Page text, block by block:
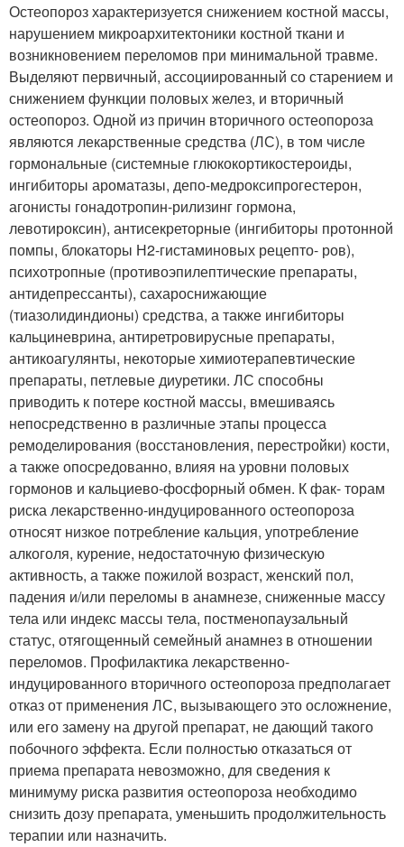
Остеопороз характеризуется снижением костной массы,
нарушением микроархитектоники костной ткани и
возникновением переломов при минимальной травме.
Выделяют первичный, ассоциированный со старением и
снижением функции половых желез, и вторичный
остеопороз. Одной из причин вторичного остеопороза
являются лекарственные средства (ЛС), в том числе
гормональные (системные глюкокортикостероиды,
ингибиторы ароматазы, депо-медроксипрогестерон,
агонисты гонадотропин-рилизинг гормона,
левотироксин), антисекреторные (ингибиторы протонной
помпы, блокаторы Н2-гистаминовых рецепто- ров),
психотропные (противоэпилептические препараты,
антидепрессанты), сахароснижающие
(тиазолидиндионы) средства, а также ингибиторы
кальциневрина, антиретровирусные препараты,
антикоагулянты, некоторые химиотерапевтические
препараты, петлевые диуретики. ЛС способны
приводить к потере костной массы, вмешиваясь
непосредственно в различные этапы процесса
ремоделирования (восстановления, перестройки) кости,
а также опосредованно, влияя на уровни половых
гормонов и кальциево-фосфорный обмен. К фак- торам
риска лекарственно-индуцированного остеопороза
относят низкое потребление кальция, употребление
алкоголя, курение, недостаточную физическую
активность, а также пожилой возраст, женский пол,
падения и/или переломы в анамнезе, сниженные массу
тела или индекс массы тела, постменопаузальный
статус, отягощенный семейный анамнез в отношении
переломов. Профилактика лекарственно-
индуцированного вторичного остеопороза предполагает
отказ от применения ЛС, вызывающего это осложнение,
или его замену на другой препарат, не дающий такого
побочного эффекта. Если полностью отказаться от
приема препарата невозможно, для сведения к
минимуму риска развития остеопороза необходимо
снизить дозу препарата, уменьшить продолжительность
терапии или назначить.